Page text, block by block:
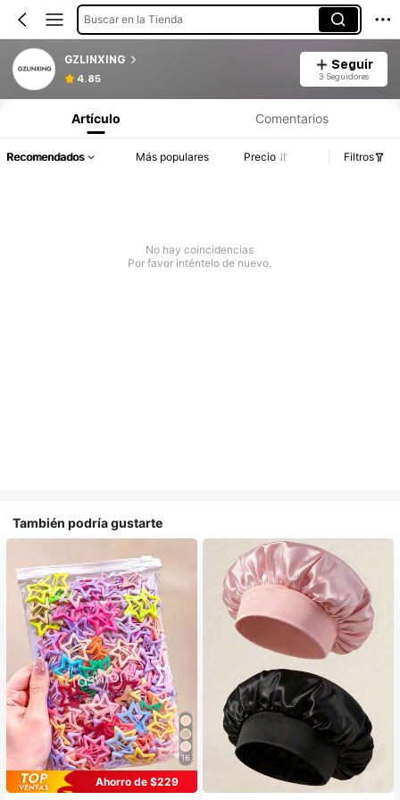
Buscar en la Tienda
GZLINXING
4.85
Seguir
3 Seguidores
Artículo Comentarios
Recomendados Más populares Precio Filtros
No hay coincidencias
Por favor inténtelo de nuevo.
También podría gustarte
16
Ahorro de $229
#1 Más vendidos
en Multicolor Gorros para el pelo para mujer
Establecido hace 1 año